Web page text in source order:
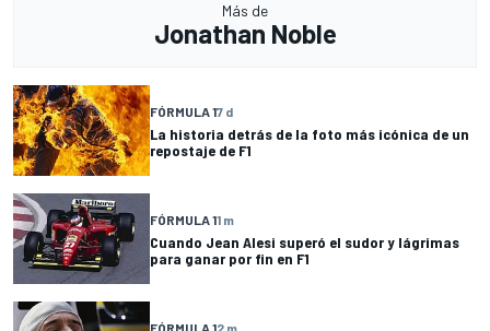
Más de
Jonathan Noble
FÓRMULA 17 d
La historia detrás de la foto más icónica de un
repostaje de F1
FÓRMULA 11 m
Cuando Jean Alesi superó el sudor y lágrimas
para ganar por fin en F1
FÓRMULA 12 m